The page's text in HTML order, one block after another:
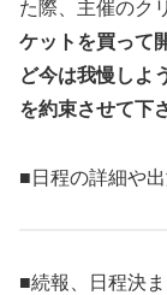
た際、主催のク
ケットを買って
ど今は我慢しよ
を約束させて下
■日程の詳細や
■続報、日程決ま